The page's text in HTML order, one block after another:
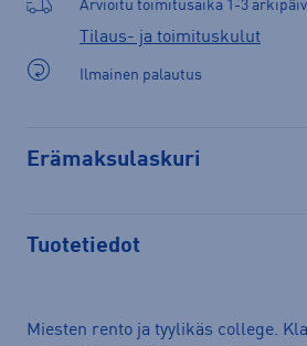
Arvioitu toimitusaika 1-3
Tilaus- ja toimituskulut
Ilmainen palautus
Erämaksulaskuri
Tuotetiedot
Miesten rento ja tyylikäs college.